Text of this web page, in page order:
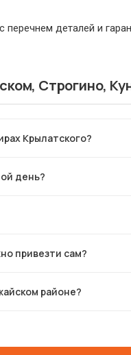
деталей и
Строгино,
Крылатского?
день?
привезти сам?
районе?